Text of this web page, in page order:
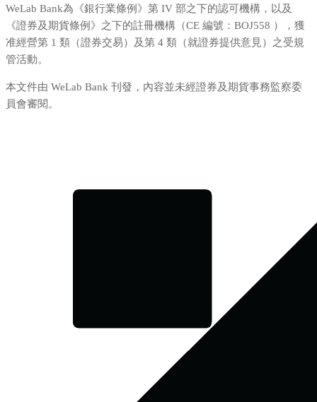
WeLab Bank為《銀行業條例》第 IV 部之下的認可機構，以及
《證券及期貨條例》之下的註冊機構（CE 編號：BOJ558 ），獲
准經營第 1 類（證券交易）及第 4 類（就證券提供意見）之受規
管活動。
本文件由 WeLab Bank 刊發，內容並未經證券及期貨事務監察委
員會審閱。